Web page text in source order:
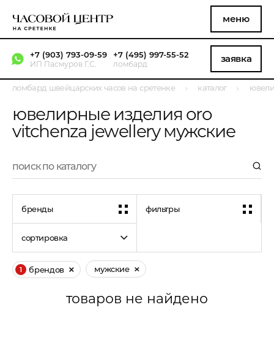
меню
+7 (903) 793-09-59
ИП Пасмуров Г.С.
+7 (495) 997-55-52
ломбард заявка
ломбард швейцарских часов на сретенке каталог
ювелирные изделия oro
vitchenza jewellery мужские
бренды фильтры
сортировка
1 брендов мужские
товаров не найдено